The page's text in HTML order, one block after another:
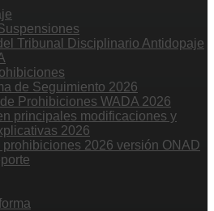
Tribunal Disciplinario Antidopaje
de Seguimiento 2026
de Prohibiciones WADA 2026
principales modificaciones y
2026
prohibiciones 2026 versión ONAD